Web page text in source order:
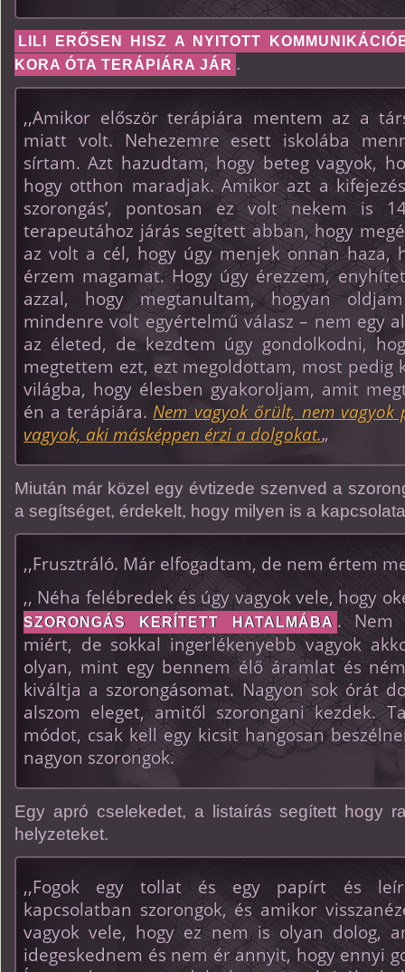
LILI ERŐSEN HISZ A NYITOTT
KORA ÓTA TERÁPIÁRA JÁR .
,,Amikor először terápiára mentem az a
miatt volt. Nehezemre esett iskolába
sírtam. Azt hazudtam, hogy beteg vagyok,
hogy otthon maradjak. Amikor azt a
szorongás’, pontosan ez volt nekem is
terapeutához járás segített abban, hogy
az volt a cél, hogy úgy menjek onnan haza,
érzem magamat. Hogy úgy érezzem,
azzal, hogy megtanultam, hogyan
mindenre volt egyértelmű válasz – nem egy
az életed, de kezdtem úgy gondolkodni,
megtettem ezt, ezt megoldottam, most pedig
világba, hogy élesben gyakoroljam, amit
én a terápiára.Nem vagyok őrült, nem vagyok
vagyok, aki másképpen érzi a dolgokat.„
Miután már közel egy évtizede szenved a
a segítséget, érdekelt, hogy milyen is a
,,Frusztráló. Már elfogadtam, de nem értem
,, Néha felébredek és úgy vagyok vele, hogy
SZORONGÁS KERÍTETT HATALMÁBA . Nem
miért, de sokkal ingerlékenyebb vagyok
olyan, mint egy bennem élő áramlat és
kiváltja a szorongásomat. Nagyon sok órát
alszom eleget, amitől szorongani kezdek.
módot, csak kell egy kicsit hangosan
nagyon szorongok.
Egy apró cselekedet, a listaírás segített hogy
helyzeteket.
,,Fogok egy tollat és egy papírt és
kapcsolatban szorongok, és amikor
vagyok vele, hogy ez nem is olyan dolog,
idegeskednem és nem ér annyit, hogy ennyi